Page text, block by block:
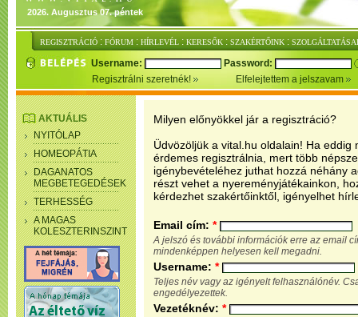
2026. Augusztus 07. péntek
REGISZTRÁCIÓ : FÓRUM : HÍRLEVÉL : KERESŐK : SZAKÉRTŐINK :
Username:
Password:
Regisztrálni szeretnék!
Elfelejtettem a jelszavam
AKTUÁLIS
NYITÓLAP
HOMEOPÁTIA
DAGANATOS
MEGBETEGEDÉSEK
TERHESSÉG
A MAGAS
KOLESZTERINSZINT
Milyen előnyökkel jár a regisztráció?
Üdvözöljük a vital.hu oldalain! Ha eddig
érdemes regisztrálnia, mert több
igénybevételéhez juthat hozzá néhány
részt vehet a nyereményjátékainkon,
kérdezhet szakértőinktől, igényelhet
Email cím: *
A jelszó és további információk erre az email
mindenképpen helyesen kell megadni.
Username: *
Teljes név vagy az igényelt felhasználónév.
engedélyezettek.
Vezetéknév: *